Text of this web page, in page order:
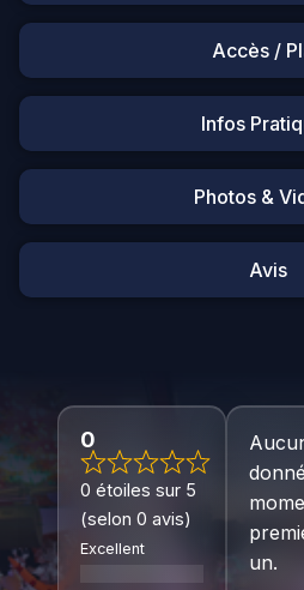
Accès /
Infos
Photos &
Avis
0
0 étoiles sur 5
(selon 0 avis)
Excellent
un.